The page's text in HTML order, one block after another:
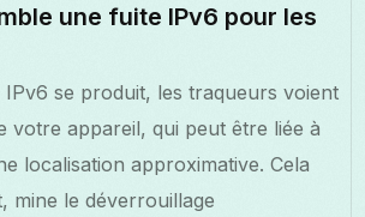
une fuite IPv6 pour les
IPv6 se produit, les traqueurs voient
votre appareil, qui peut être liée à
localisation approximative. Cela
mine le déverrouillage